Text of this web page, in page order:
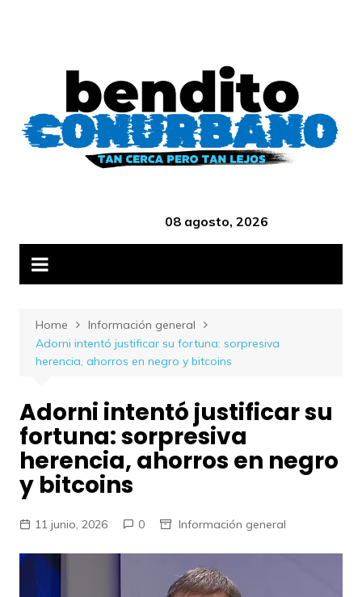
08 agosto, 2026
Home
Información general
Adorni intentó justificar su fortuna: sorpresiva
herencia, ahorros en negro y bitcoins
Adorni intentó justificar su
fortuna: sorpresiva
herencia, ahorros en negro
y bitcoins
11 junio, 2026 0 Información general